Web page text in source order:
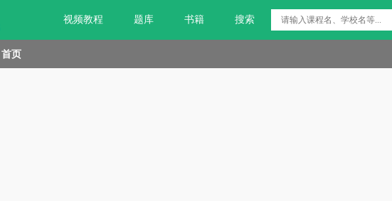
视频教程 题库 书籍 搜索
首页